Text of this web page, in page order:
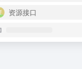
资源接口